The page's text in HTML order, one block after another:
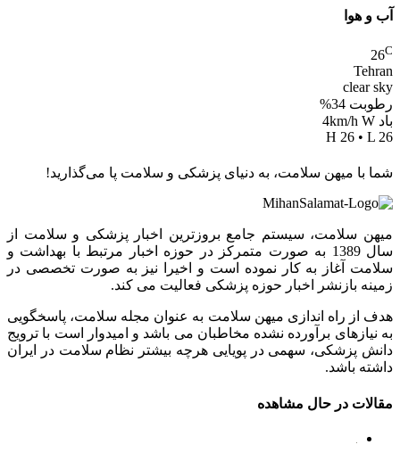
آب و هوا
26C
Tehran
clear sky
رطوبت 34%
باد 4km/h W
H 26 • L 26
شما با میهن سلامت، به دنیای پزشکی و سلامت پا می‌گذارید!
میهن سلامت، سیستم جامع بروزترین اخبار پزشکی و سلامت از
سال 1389 به صورت متمرکز در حوزه اخبار مرتبط با بهداشت و
سلامت آغاز به کار نموده است و اخیرا نیز به صورت تخصصی در
زمینه بازنشر اخبار حوزه پزشکی فعالیت می کند.
هدف از راه اندازی میهن سلامت به عنوان مجله سلامت، پاسخگویی
به نیازهای برآورده نشده مخاطبان می باشد و امیدوار است با ترویج
دانش پزشکی، سهمی در پویایی هرچه بیشتر نظام سلامت در ایران
داشته باشد.
مقالات در حال مشاهده